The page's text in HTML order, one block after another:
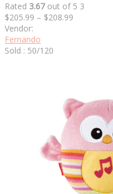
Rated 3.67out of 5 3
$205.99 – $208.99
Vendor:
Fernando
Sold : 50/120